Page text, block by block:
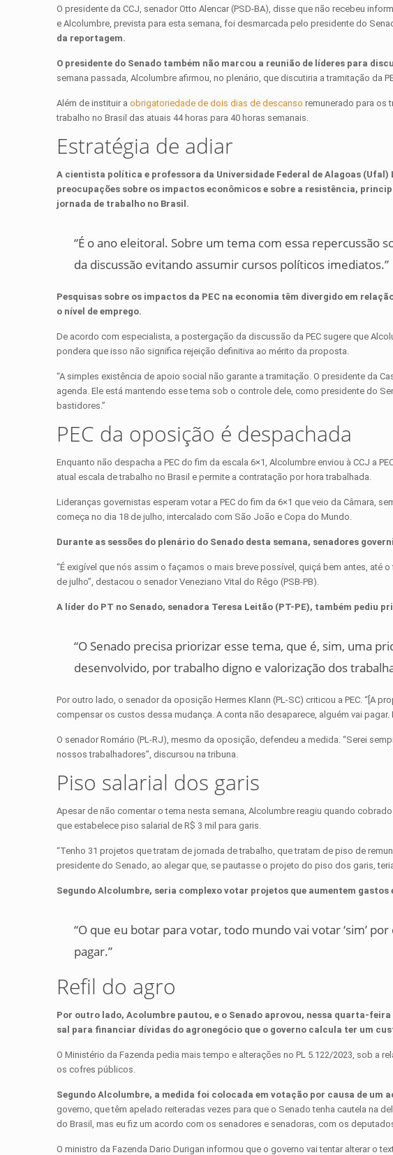
O presidente da CCJ, senador Otto Alencar (PSD-BA), disse que não recebeu
e Alcolumbre, prevista para esta semana, foi desmarcada pelo presidente do
da reportagem.
O presidente do Senado também não marcou a reunião de líderes para
semana passada, Alcolumbre afirmou, no plenário, que discutiria a tramitação da
Além de instituir aobrigatoriedade de dois dias de descanso remunerado para os
trabalho no Brasil das atuais 44 horas para 40 horas semanais.
Estratégia de adiar
A cientista política e professora da Universidade Federal de Alagoas
preocupações sobre os impactos econômicos e sobre a resistência,
jornada de trabalho no Brasil.
“É o ano eleitoral. Sobre um tema com essa repercussão
da discussão evitando assumir cursos políticos imediatos.”
Pesquisas sobre os impactos da PEC na economia têm divergido em
o nível de emprego.
De acordo com especialista, a postergação da discussão da PEC sugere que
pondera que isso não significa rejeição definitiva ao mérito da proposta.
“A simples existência de apoio social não garante a tramitação. O presidente da
agenda. Ele está mantendo esse tema sob o controle dele, como presidente do
bastidores.”
PEC da oposição é despachada
Enquanto não despacha a PEC do fim da escala 6×1, Alcolumbre enviou à CCJ a
atual escala de trabalho no Brasil e permite a contratação por hora trabalhada.
Lideranças governistas esperam votar a PEC do fim da 6×1 que veio da Câmara,
começa no dia 18 de julho, intercalado com São João e Copa do Mundo.
Durante as sessões do plenário do Senado desta semana, senadores
“É exigível que nós assim o façamos o mais breve possível, quiçá bem antes,
de julho”, destacou o senador Veneziano Vital do Rêgo (PSB-PB).
A líder do PT no Senado, senadora Teresa Leitão (PT-PE), também pediu
“O Senado precisa priorizar esse tema, que é, sim, uma
desenvolvido, por trabalho digno e valorização dos
Por outro lado, o senador da oposição Hermes Klann (PL-SC) criticou a PEC. “[A
compensar os custos dessa mudança. A conta não desaparece, alguém vai
O senador Romário (PL-RJ), mesmo da oposição, defendeu a medida. “Serei
nossos trabalhadores”, discursou na tribuna.
Piso salarial dos garis
Apesar de não comentar o tema nesta semana, Alcolumbre reagiu quando
que estabelece piso salarial de R$ 3 mil para garis.
“Tenho 31 projetos que tratam de jornada de trabalho, que tratam de piso de
presidente do Senado, ao alegar que, se pautasse o projeto do piso dos garis,
Segundo Alcolumbre, seria complexo votar projetos que aumentem gastos
“O que eu botar para votar, todo mundo vai votar ‘sim’
pagar.”
Refil do agro
Por outro lado, Acolumbre pautou, e o Senado aprovou, nessa quarta-
sal para financiar dívidas do agronegócio que o governo calcula ter um
O Ministério da Fazenda pedia mais tempo e alterações no PL 5.122/2023, sob a
os cofres públicos.
Segundo Alcolumbre, a medida foi colocada em votação por causa de um
governo, que têm apelado reiteradas vezes para que o Senado tenha cautela na
do Brasil, mas eu fiz um acordo com os senadores e senadoras, com os
O ministro da Fazenda Dario Durigan informou que o governo vai tentar alterar o